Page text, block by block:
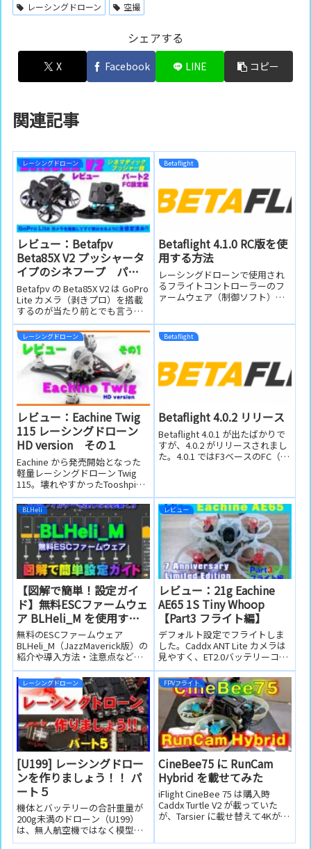
レーシングドローン
空撮
シェアする
X Facebook LINE コピー
関連記事
レーシングドローン
レビュー：Betafpv
Beta85X V2 プッシャータ
イプのシネフープ パー
ト２ FC設定編
Betafpv の Beta85X V2 は GoPro
Lite カメラ（剥きプロ）を搭載
するのが当たり前とでも言うよ
うな機体構成で販売されていま
す。フライトコントローラーの
設定もGoPro Liteを使用するこ
とを前提とした設定がされて...
Betaflight
Betaflight 4.1.0 RC版を使
用する方法
レーシングドローンで使用され
るフライトコントローラーのフ
ァームウェア（制御ソフト）で
に4.1がリリースされるとアナウ
ンスされていますが、そのRC版
レーシングドローン
レビュー：Eachine Twig
115 レーシングドローン
HD version その１
Eachine から発売開始となった
軽量レーシングドローン Twig
115。壊れやすかったTooshpick
機がより頑丈になっていく流れ
に沿った新製品です。また今ま
でより軽量のHDレコーディング
環境も出てきたことから、これ
らの軽量レーシン...
Betaflight
Betaflight 4.0.2 リリース
Betaflight 4.0.1 が出たばかりで
すが、4.0.2 がリリースされまし
た。4.0.1 ではF3ベースのFC（フ
のFCを使用している場合は 4.0.2
に直接アップグレードしてくだ
さい。
BLHeli
【図解で簡単！設定ガイ
ド】無料ESCファームウェ
ア BLHeli_M を使用する
方法【RPMフィルターを
使うなら必要です】
無料のESCファームウェア
BLHeli_M（JazzMaverick版）の
紹介や導入方法・注意点などを
解説しています。スクリーンシ
ョットを見ながら順に設定でき
ます。
レビュー
レビュー：21g Eachine
AE65 1S Tiny Whoop
【Part3 フライト編】
デフォルト設定でフライトしま
した。Caddx ANT Lite カメラは
見やすく、ET2.0バッテリーコネ
クター採用でフライト後半もダ
レることがありません。2020年
秋最高の65フープ機です！レー
シングドローンの入門機として
も最適です。
レーシングドローン
[U199] レーシングドロー
ンを作りましょう！！ パ
ート５
機体とバッテリーの合計重量が
200g未満のドローン（U199）
は、無人航空機ではなく模型航
空機として扱われます。そのた
FPVフライト
CineBee75 に RunCam
Hybrid を載せてみた
iFlight CineBee 75 は購入時
Caddx Turtle V2 が載っていた
が、Tarsier に載せ替えて4Kが撮